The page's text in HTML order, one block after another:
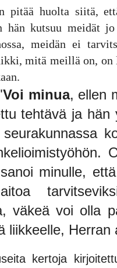
pitää huolta siitä,
hän kutsuu meidät
meidän ei
mitä meillä on, on
Voi minua, ellen
tehtävä ja
minulle,
väkeä voi olla
liikkeelle,
kertoja